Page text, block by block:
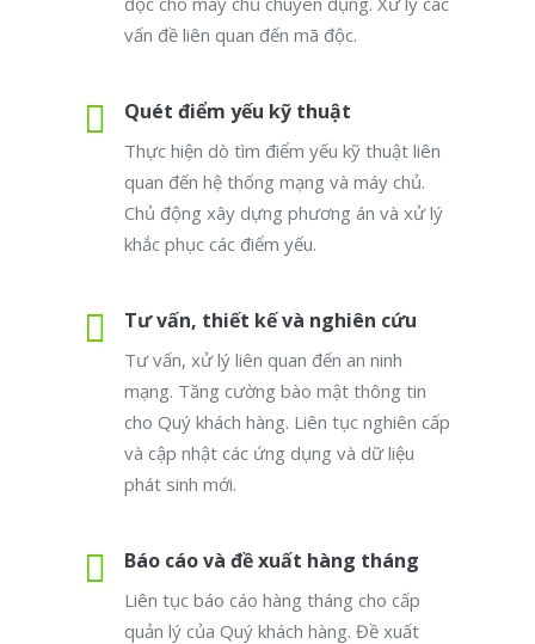
vấn đề liên quan đến mã độc.
Quét điểm yếu kỹ thuật
Thực hiện dò tìm điểm yếu kỹ thuật liên
quan đến hệ thống mạng và máy chủ.
Chủ động xây dựng phương án và xử lý
khắc phục các điểm yếu.
Tư vấn, thiết kế và nghiên cứu
Tư vấn, xử lý liên quan đến an ninh
mạng. Tăng cường bào mật thông tin
cho Quý khách hàng. Liên tục nghiên cấp
và cập nhật các ứng dụng và dữ liệu
phát sinh mới.
Báo cáo và đề xuất hàng tháng
Liên tục báo cáo hàng tháng cho cấp
quản lý của Quý khách hàng. Đề xuất